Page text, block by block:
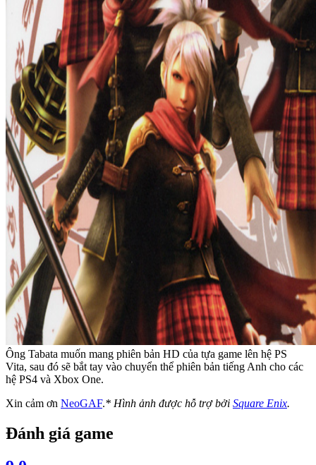
Ông Tabata muốn mang phiên bản HD của tựa game lên hệ PS
Vita, sau đó sẽ bắt tay vào chuyển thể phiên bản tiếng Anh cho các
hệ PS4 và Xbox One.
Xin cảm ơn NeoGAF.* Hình ảnh được hỗ trợ bởi Square Enix.
Đánh giá game